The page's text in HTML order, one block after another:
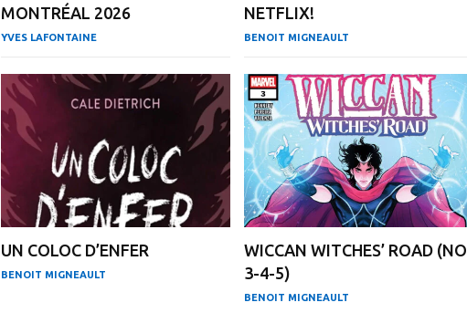
MONTRÉAL 2026
YVES LAFONTAINE
NETFLIX!
BENOIT MIGNEAULT
UN COLOC D’ENFER
BENOIT MIGNEAULT
WICCAN WITCHES’ ROAD (NO
3-4-5)
BENOIT MIGNEAULT